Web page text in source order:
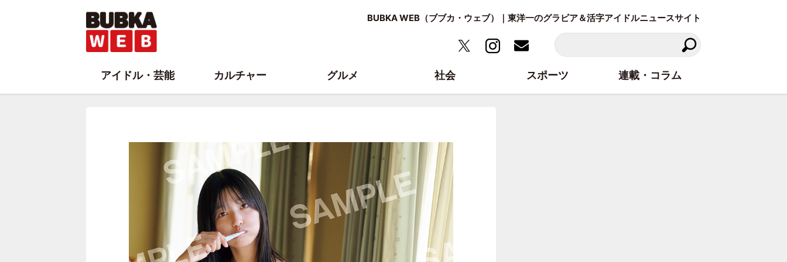
BUBKA WEB（ブブカ・ウェブ）｜東洋一のグラビア＆活字アイドルニュースサイト
アイドル・芸能 カルチャー グルメ 社会 スポーツ 連載・コラム